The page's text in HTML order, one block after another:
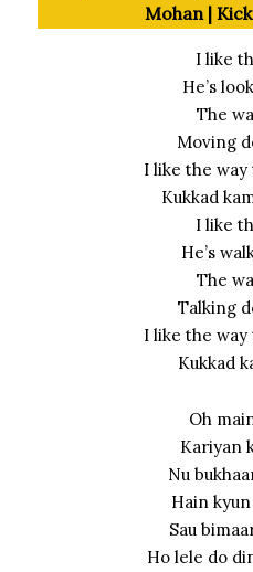
Mohan | Kick
I like
He’s
The
Moving
I like the
Kukkad
I like
He’s
The
Talking
I like the
Kukkad
Oh
Kariyan
Nu
Hain
Sau
Ho lele do